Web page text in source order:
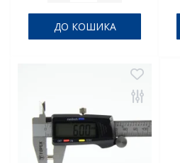
ДО КОШИКА